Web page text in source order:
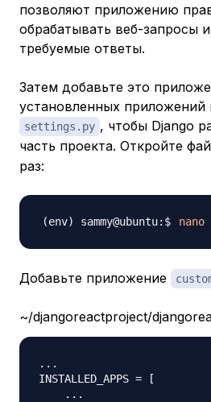
позволяют приложению
обрабатывать веб-запросы
требуемые ответы.
Затем добавьте это
установленных приложений
settings.py , чтобы Django
часть проекта. Откройте
раз:
nano
Добавьте приложение
~/djangoreactproject/
...
INSTALLED_APPS = [
    ...